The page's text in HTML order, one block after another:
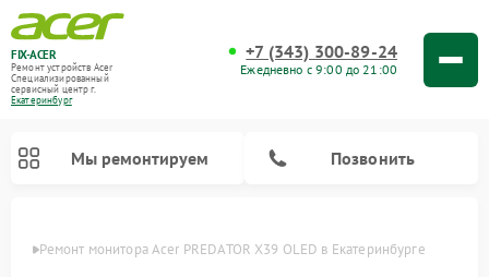
FIX-ACER
Ремонт устройств Acer
Специализированный
cервисный центр г.
Екатеринбург
+7 (343) 300-89-24
Ежедневно с 9:00 до 21:00
Мы ремонтируем Позвонить
Ремонт монитора Acer PREDATOR X39 OLED в Екатеринбурге